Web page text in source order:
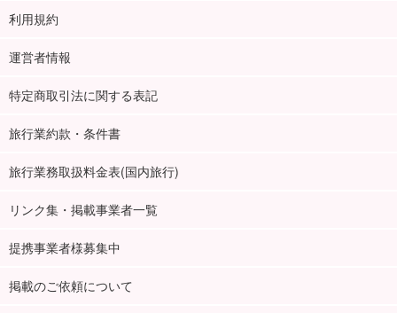
利用規約
運営者情報
特定商取引法に関する表記
旅行業約款・条件書
旅行業務取扱料金表(国内旅行)
リンク集・掲載事業者一覧
提携事業者様募集中
掲載のご依頼について